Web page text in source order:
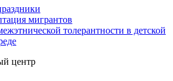
мигрантов
толерантности в детской
центр